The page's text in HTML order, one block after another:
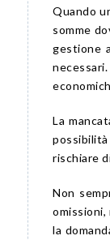
Quando
somme
gestione
La
rischiare
Non
la